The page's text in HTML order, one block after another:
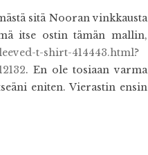
sitä Nooran vinkkausta
itse ostin tämän mallin,
t-shirt-414443.html?
. En ole tosiaan varma
eniten. Vierastin ensin